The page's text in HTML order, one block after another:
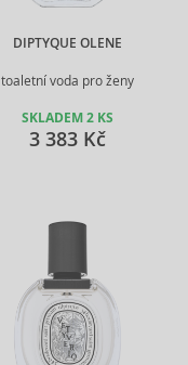
DIPTYQUE OLENE
toaletní voda pro ženy
SKLADEM 2 KS
3 383 Kč